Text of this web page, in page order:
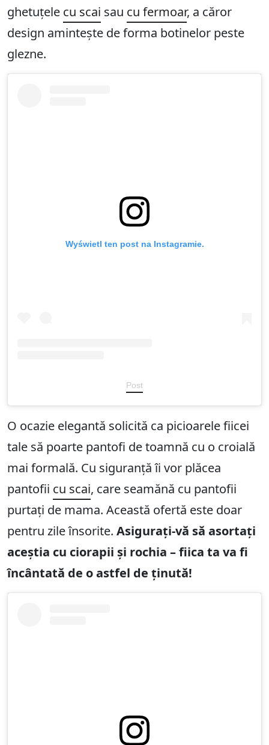
ghetuțele cu scai sau cu fermoar, a căror
design amintește de forma botinelor peste
glezne.
Wyświetl ten post na Instagramie.
Post
O ocazie elegantă solicită ca picioarele fiicei
tale să poarte pantofi de toamnă cu o croială
mai formală. Cu siguranță îi vor plăcea
pantofii cu scai, care seamănă cu pantofii
purtați de mama. Această ofertă este doar
pentru zile însorite. Asigurați-vă să asortați
aceștia cu ciorapii și rochia – fiica ta va fi
încântată de o astfel de ținută!